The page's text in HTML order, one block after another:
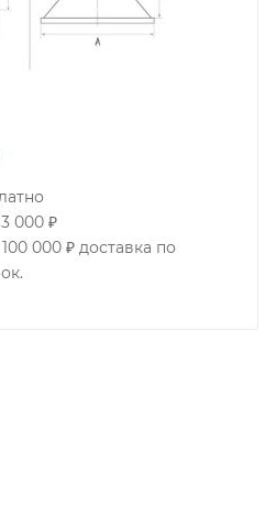
000 ₽
000 ₽ доставка по